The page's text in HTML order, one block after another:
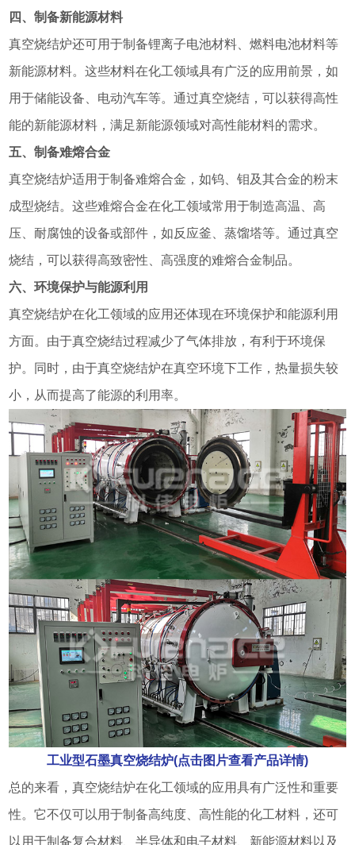
四、制备新能源材料
真空烧结炉还可用于制备锂离子电池材料、燃料电池材料等
新能源材料。这些材料在化工领域具有广泛的应用前景，如
用于储能设备、电动汽车等。通过真空烧结，可以获得高性
能的新能源材料，满足新能源领域对高性能材料的需求。
五、制备难熔合金
真空烧结炉适用于制备难熔合金，如钨、钼及其合金的粉末
成型烧结。这些难熔合金在化工领域常用于制造高温、高
压、耐腐蚀的设备或部件，如反应釜、蒸馏塔等。通过真空
烧结，可以获得高致密性、高强度的难熔合金制品。
六、环境保护与能源利用
真空烧结炉在化工领域的应用还体现在环境保护和能源利用
方面。由于真空烧结过程减少了气体排放，有利于环境保
护。同时，由于真空烧结炉在真空环境下工作，热量损失较
小，从而提高了能源的利用率。
工业型石墨真空烧结炉(点击图片查看产品详情)
总的来看，真空烧结炉在化工领域的应用具有广泛性和重要
性。它不仅可以用于制备高纯度、高性能的化工材料，还可
以用于制备复合材料、半导体和电子材料、新能源材料以及